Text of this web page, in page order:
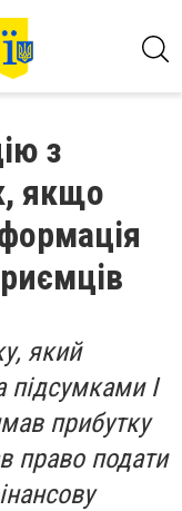
з
якщо
який
підсумками I
прибутку
право подати